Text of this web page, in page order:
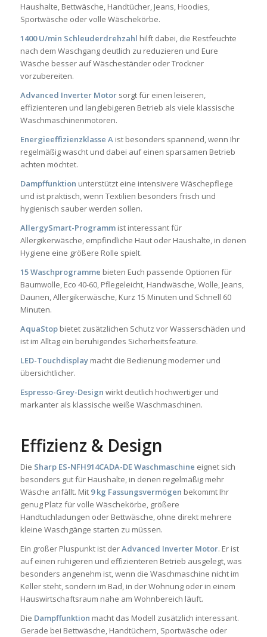
Haushalte, Bettwäsche, Handtücher, Jeans, Hoodies,
Sportwäsche oder volle Wäschekörbe.
1400 U/min Schleuderdrehzahl hilft dabei, die Restfeuchte
nach dem Waschgang deutlich zu reduzieren und Eure
Wäsche besser auf Wäscheständer oder Trockner
vorzubereiten.
Advanced Inverter Motorsorgt für einen leiseren,
effizienteren und langlebigeren Betrieb als viele klassische
Waschmaschinenmotoren.
Energieeffizienzklasse Aist besonders spannend, wenn Ihr
regelmäßig wascht und dabei auf einen sparsamen Betrieb
achten möchtet.
Dampffunktion unterstützt eine intensivere Wäschepflege
und ist praktisch, wenn Textilien besonders frisch und
hygienisch sauber werden sollen.
AllergySmart-Programmist interessant für
Allergikerwäsche, empfindliche Haut oder Haushalte, in denen
Hygiene eine größere Rolle spielt.
15 Waschprogramme bieten Euch passende Optionen für
Baumwolle, Eco 40-60, Pflegeleicht, Handwäsche, Wolle, Jeans,
Daunen, Allergikerwäsche, Kurz 15 Minuten und Schnell 60
Minuten.
AquaStopbietet zusätzlichen Schutz vor Wasserschäden und
ist im Alltag ein beruhigendes Sicherheitsfeature.
LED-Touchdisplaymacht die Bedienung moderner und
übersichtlicher.
Espresso-Grey-Design wirkt deutlich hochwertiger und
markanter als klassische weiße Waschmaschinen.
Effizienz & Design
Die Sharp ES-NFH914CADA-DE Waschmaschine eignet sich
besonders gut für Haushalte, in denen regelmäßig mehr
Wäsche anfällt. Mit 9 kg Fassungsvermögen bekommt Ihr
genug Platz für volle Wäschekörbe, größere
Handtuchladungen oder Bettwäsche, ohne direkt mehrere
kleine Waschgänge starten zu müssen.
Ein großer Pluspunkt ist derAdvanced Inverter Motor. Er ist
auf einen ruhigeren und effizienteren Betrieb ausgelegt, was
besonders angenehm ist, wenn die Waschmaschine nicht im
Keller steht, sondern im Bad, in der Wohnung oder in einem
Hauswirtschaftsraum nahe am Wohnbereich läuft.
Die Dampffunktion macht das Modell zusätzlich interessant.
Gerade bei Bettwäsche, Handtüchern, Sportwäsche oder